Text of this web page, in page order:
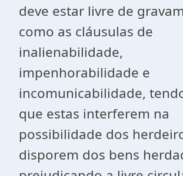
deve estar livre de
como as cláusulas de
inalienabilidade,
impenhorabilidade e
incomunicabilidade,
que estas interferem na
possibilidade dos
disporem dos bens